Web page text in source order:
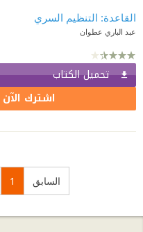
القاعدة: التنظيم السري
عبد الباري عطوان
تحميل الكتاب
اشترك الآن
السابق 1